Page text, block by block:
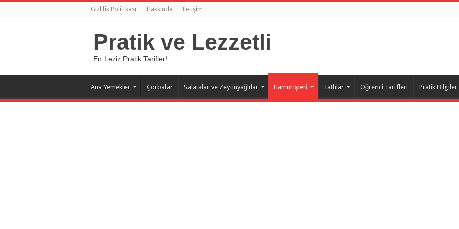
Gizlilik Politikası Hakkında İletişim
Pratik ve Lezzetli
En Leziz Pratik Tarifler!
Ana Yemekler Çorbalar Salatalar ve Zeytinyağlılar Hamurişleri Tatlılar Öğrenci Tarifleri Pratik Bilgiler